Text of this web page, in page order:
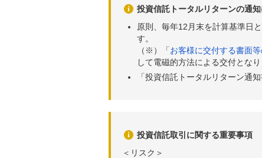
投資信託トータルリターンの通
原則、毎年12月末を計算基準日
す。
（※）「お客様に交付する書面
して電磁的方法による交付となり
「投資信託トータルリターン通
投資信託取引に関する重要事項
＜リスク＞